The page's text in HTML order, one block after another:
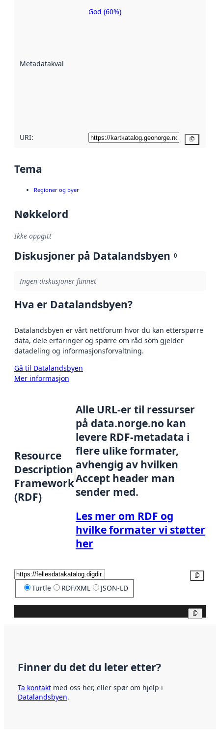
Metadatakvalitet
Metadatakvalitet
God (60%)
URI:
Tema
Regioner og byer
Nøkkelord
Ikke oppgitt
Diskusjoner på Datalandsbyen 0
Ingen diskusjoner funnet
Hva er Datalandsbyen?
Datalandsbyen er vårt nettforum hvor du kan etterspørre
data, dele erfaringer og spørre om råd som gjelder
datadeling og informasjonsforvaltning.
Gå til Datalandsbyen
Mer informasjon
Resource
Description
Framework
(RDF)
Alle URL-er til ressurser
på data.norge.no kan
levere RDF-metadata i
flere ulike formater,
avhengig av hvilken
Accept header man
sender med.
Les mer om RDF og
hvilke formater vi støtter
her
Turtle RDF/XML JSON-LD
Finner du det du leter etter?
Ta kontakt med oss her, eller spør om hjelp i
Datalandsbyen.